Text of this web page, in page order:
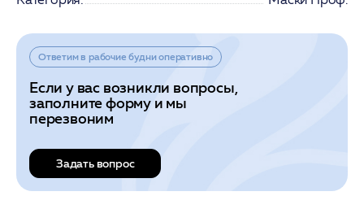
Ответим в рабочие будни оперативно
Если у вас возникли вопросы,
заполните форму и мы
перезвоним
Задать вопрос